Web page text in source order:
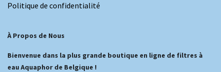
Politique de confidentialité
À Propos de Nous
Bienvenue dans la plus grande boutique en ligne de filtres à
eau Aquaphor de Belgique !